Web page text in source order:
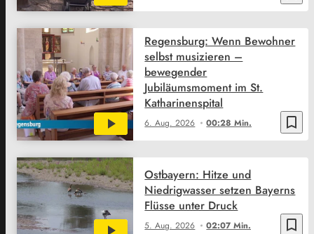
bookmark_border
6. Aug. 2026 00:28 Min.
Regensburg: Wenn Bewohner
selbst musizieren –
bewegender
Jubiläumsmoment im St.
Katharinenspital
bookmark_border
5. Aug. 2026 02:07 Min.
Ostbayern: Hitze und
Niedrigwasser setzen Bayerns
Flüsse unter Druck